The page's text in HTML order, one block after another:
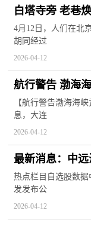
白塔寺旁 老巷
4月12日，人们在北
胡同经过
2026-04-12
航行警告 渤海
【航行警告渤海海
息，大连
2026-04-12
最新消息：中远
150万股A股
热点栏目自选股数
发发布公
2026-04-12